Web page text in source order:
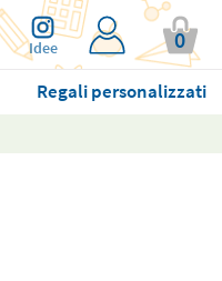
Idee 0
Regali personalizzati